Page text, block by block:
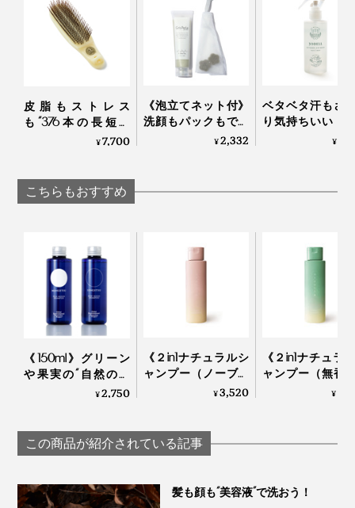
皮脂もストレス
も“376本の長短ピ
ン”が洗い流してくれ
ルプブラシ
¥7,700
《泡立てネット付》
洗顔もパックもでき
る、「富山クレイ フ
¥2,332
ベタベタ汗もさ
り気持ちいい！
顔も体も、スプ
¥
こちらもおすすめ
《150ml》グリーン
や果実の“自然の香
り”でリフレッシュ！
身シャンプー」｜
MANGETSU・
¥2,750
《２in1ナチュラルシ
ャンプー（ノーブル
フラワー）250ml 》
のアミノ酸系シャン
プー | uruotte
¥3,520
《２in1ナチュラ
ャンプー（無香
250ml 》「茶の
¥
この商品が紹介されている記事
髪も顔も“美容液”で洗おう！